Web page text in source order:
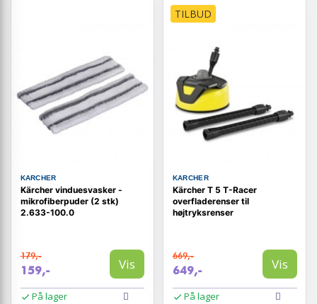
KARCHER
Kärcher vinduesvasker -
mikrofiberpuder (2 stk)
2.633-100.0
179,-
159,- Vis
På lager
TILBUD
KARCHER
Kärcher T 5 T-Racer
overfladerenser til
højtryksrenser
669,-
649,- Vis
På lager